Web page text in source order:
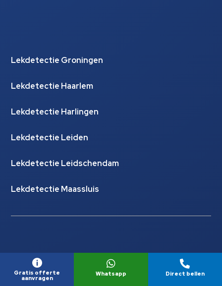
Lekdetectie Groningen
Lekdetectie Haarlem
Lekdetectie Harlingen
Lekdetectie Leiden
Lekdetectie Leidschendam
Lekdetectie Maassluis
© Copyright Lekdetectie Hydrocheck |
Website laten

Gratis offerte
aanvragen

Whatsapp

Direct bellen